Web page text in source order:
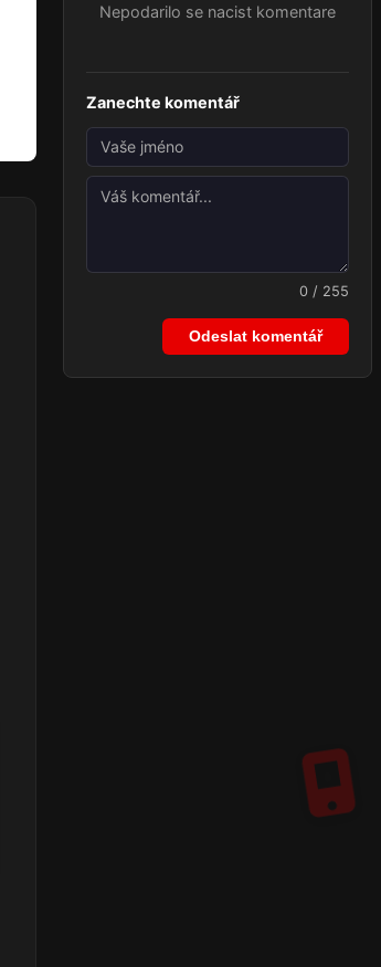
Nepodarilo se nacist komentare
Zanechte komentář
0 / 255
Odeslat komentář